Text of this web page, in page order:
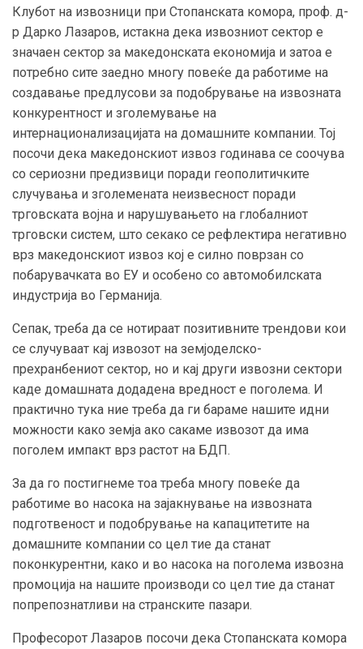
Клубот на извозници при Стопанската комора, проф. д-
р Дарко Лазаров, истакна дека извозниот сектор е
значаен сектор за македонската економија и затоа е
потребно сите заедно многу повеќе да работиме на
создавање предлусови за подобрување на извозната
конкурентност и зголемување на
интернационализацијата на домашните компании. Тој
посочи дека македонскиот извоз годинава се соочува
со сериозни предизвици поради геополитичките
случувања и зголемената неизвесност поради
трговската војна и нарушувањето на глобалниот
трговски систем, што секако се рефлектира негативно
врз македонскиот извоз кој е силно поврзан со
побарувачката во ЕУ и особено со автомобилската
индустрија во Германија.
Сепак, треба да се нотираат позитивните трендови кои
се случуваат кај извозот на земјоделско-
прехранбениот сектор, но и кај други извозни сектори
каде домашната додадена вредност е поголема. И
практично тука ние треба да ги бараме нашите идни
можности како земја ако сакаме извозот да има
поголем импакт врз растот на БДП.
За да го постигнеме тоа треба многу повеќе да
работиме во насока на зајакнување на извозната
подготвеност и подобрување на капацитетите на
домашните компании со цел тие да станат
поконкурентни, како и во насока на поголема извозна
промоција на нашите производи со цел тие да станат
попрепознатливи на странските пазари.
Професорот Лазаров посочи дека Стопанската комора